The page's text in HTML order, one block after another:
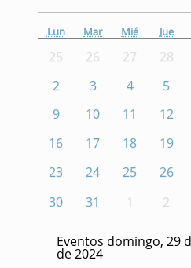
Lun Mar Mié Jue
25 26 27 28
2
3 4 5
9
10 11 12
16
17 18 19
23
24 25 26
30
31 1 2
Eventos domingo, 29
de 2024